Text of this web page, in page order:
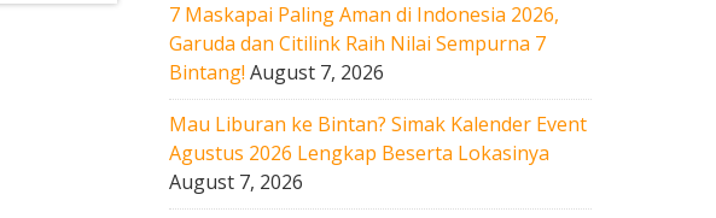
7 Maskapai Paling Aman di Indonesia 2026,
Garuda dan Citilink Raih Nilai Sempurna 7
Bintang! August 7, 2026
Mau Liburan ke Bintan? Simak Kalender Event
Agustus 2026 Lengkap Beserta Lokasinya
August 7, 2026